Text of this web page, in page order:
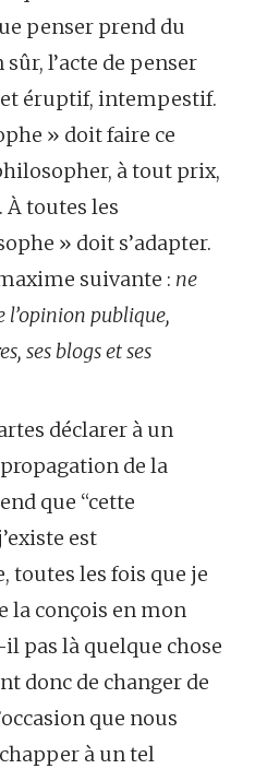
penser prend du
l’acte de penser
éruptif, intempestif.
» doit faire ce
à tout prix,
toutes les
» doit s’adapter.
suivante : ne
l’opinion publique,
ses blogs et ses
déclarer à un
de la
que “cette
est
toutes les fois que je
la conçois en mon
il pas là quelque chose
donc de changer de
que nous
à un tel